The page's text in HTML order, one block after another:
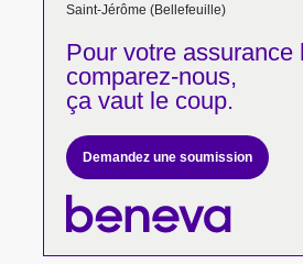
Saint-Jérôme (Bellefeuille)
Pour votreassurance
comparez-nous,
ça vaut le coup.
Demandez une soumission